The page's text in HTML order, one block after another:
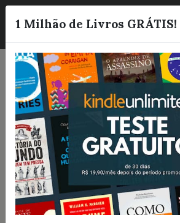
1 Milhão de Livros GRÁTIS!